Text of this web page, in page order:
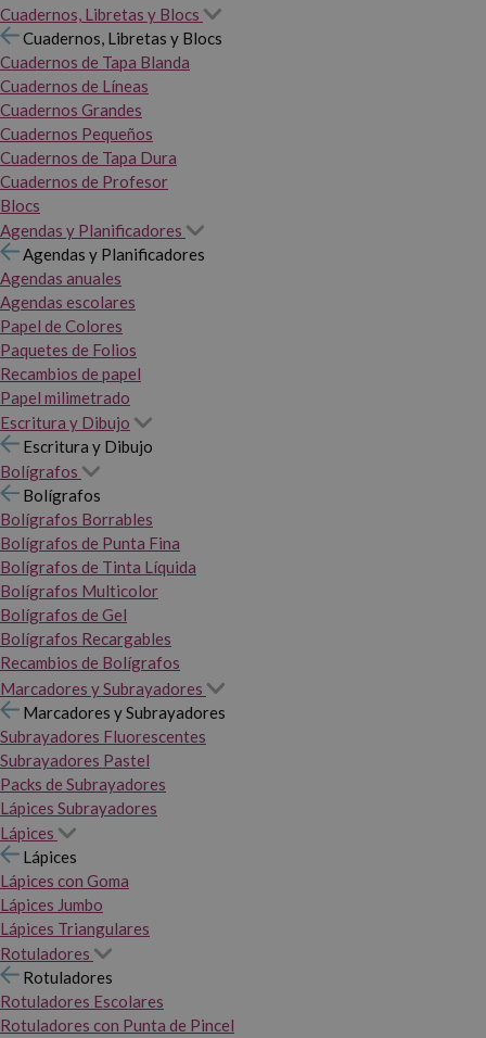
Cuadernos, Libretas y Blocs
Cuadernos, Libretas y Blocs
Cuadernos de Tapa Blanda
Cuadernos de Líneas
Cuadernos Grandes
Cuadernos Pequeños
Cuadernos de Tapa Dura
Cuadernos de Profesor
Blocs
Agendas y Planificadores
Agendas y Planificadores
Agendas anuales
Agendas escolares
Papel de Colores
Paquetes de Folios
Recambios de papel
Papel milimetrado
Escritura y Dibujo
Escritura y Dibujo
Bolígrafos
Bolígrafos
Bolígrafos Borrables
Bolígrafos de Punta Fina
Bolígrafos de Tinta Líquida
Bolígrafos Multicolor
Bolígrafos de Gel
Bolígrafos Recargables
Recambios de Bolígrafos
Marcadores y Subrayadores
Marcadores y Subrayadores
Subrayadores Fluorescentes
Subrayadores Pastel
Packs de Subrayadores
Lápices Subrayadores
Lápices
Lápices
Lápices con Goma
Lápices Jumbo
Lápices Triangulares
Rotuladores
Rotuladores
Rotuladores Escolares
Rotuladores con Punta de Pincel